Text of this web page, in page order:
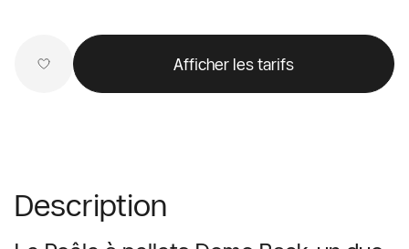
Afficher les tarifs
Description